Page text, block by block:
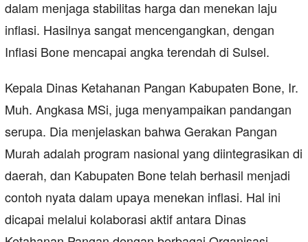
dalam menjaga stabilitas harga dan menekan laju
inflasi. Hasilnya sangat mencengangkan, dengan
Inflasi Bone mencapai angka terendah di Sulsel.
Kepala Dinas Ketahanan Pangan Kabupaten Bone, Ir.
Muh. Angkasa MSi, juga menyampaikan pandangan
serupa. Dia menjelaskan bahwa Gerakan Pangan
Murah adalah program nasional yang diintegrasikan di
daerah, dan Kabupaten Bone telah berhasil menjadi
contoh nyata dalam upaya menekan inflasi. Hal ini
dicapai melalui kolaborasi aktif antara Dinas